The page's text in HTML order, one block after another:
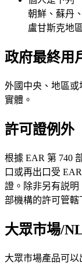
朝鮮、蘇丹
盧甘斯克地
政府最終用
外國中央、地區
實體。
許可證例外
根據 EAR 第 740
口或再出口受
證。除非另有説
部機構的許可管轄
大眾市場/
大眾市場產品可